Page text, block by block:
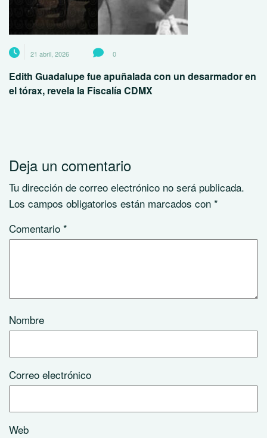
21 abril, 2026 0
Edith Guadalupe fue apuñalada con un desarmador en
el tórax, revela la Fiscalía CDMX
Deja un comentario
Tu dirección de correo electrónico no será publicada.
Los campos obligatorios están marcados con *
Comentario *
Nombre
Correo electrónico
Web